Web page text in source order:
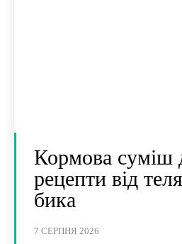
Кормова суміш
рецепти від
бика
7 СЕРПНЯ 2026